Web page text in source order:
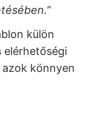
”
külön
elérhetőségi
könnyen